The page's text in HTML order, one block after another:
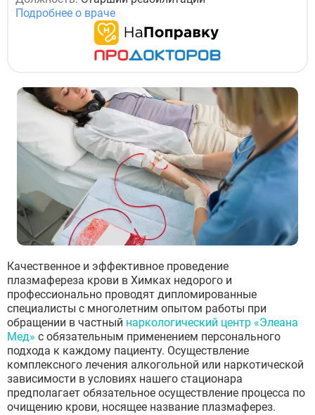
Подробнее о враче
Качественное и эффективное проведение
плазмафереза крови в Химках недорого и
профессионально проводят дипломированные
специалисты с многолетним опытом работы при
обращении в частный наркологический центр «Элеана
Мед» с обязательным применением персонального
подхода к каждому пациенту. Осуществление
комплексного лечения алкогольной или наркотической
зависимости в условиях нашего стационара
предполагает обязательное осуществление процесса по
очищению крови, носящее название плазмаферез.